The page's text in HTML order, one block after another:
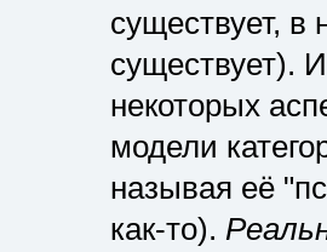
существует, в
существует).
некоторых
модели
называя её
как-то).